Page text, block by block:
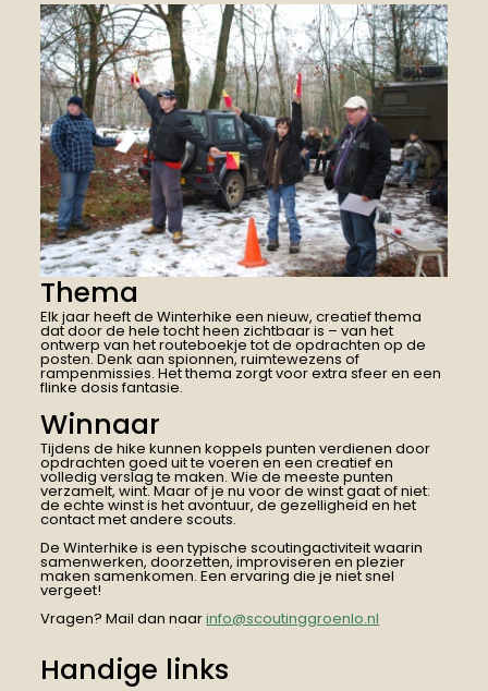
Thema
Elk jaar heeft de Winterhike een nieuw, creatief thema
dat door de hele tocht heen zichtbaar is – van het
ontwerp van het routeboekje tot de opdrachten op de
posten. Denk aan spionnen, ruimtewezens of
rampenmissies. Het thema zorgt voor extra sfeer en een
flinke dosis fantasie.
Winnaar
Tijdens de hike kunnen koppels punten verdienen door
opdrachten goed uit te voeren en een creatief en
volledig verslag te maken. Wie de meeste punten
verzamelt, wint. Maar of je nu voor de winst gaat of niet:
de echte winst is het avontuur, de gezelligheid en het
contact met andere scouts.
De Winterhike is een typische scoutingactiviteit waarin
samenwerken, doorzetten, improviseren en plezier
maken samenkomen. Een ervaring die je niet snel
vergeet!
Vragen? Mail dan naarinfo@scoutinggroenlo.nl
Handige links